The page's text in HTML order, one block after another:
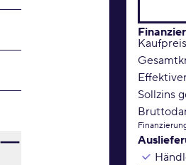
Kaufpreis
Sollzins